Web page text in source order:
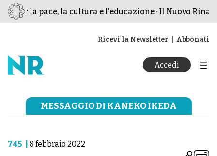
per la pace, la cultura e l’educazione · Il Nuovo
Ricevi la Newsletter Abbonati
Accedi
MESSAGGIO DI KANEKO IKEDA
745 8 febbraio 2022